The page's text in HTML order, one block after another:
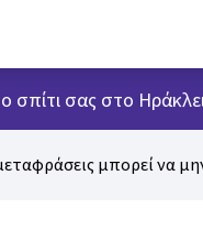
σπίτι σας στο
μπορεί να